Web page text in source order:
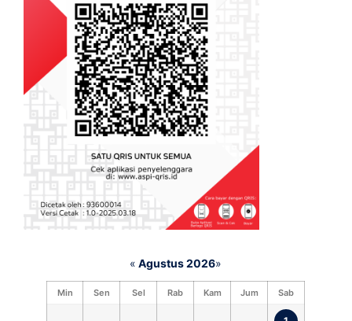
« Agustus 2026»
Min Sen Sel Rab Kam Jum Sab